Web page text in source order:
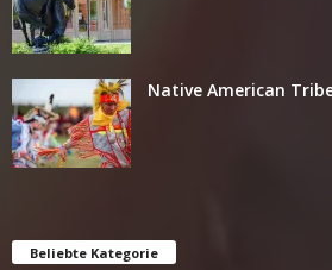
Native American
Beliebte Kategorie